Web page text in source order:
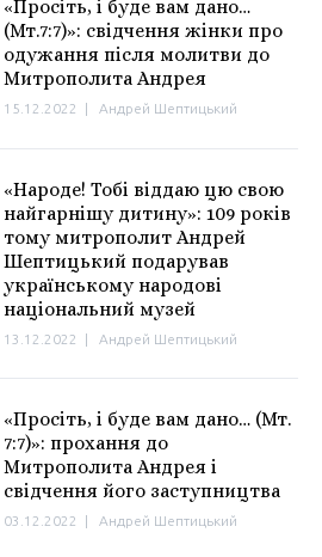
«Просіть, і буде вам дано…
(Мт.7:7)»: свідчення жінки про
одужання після молитви до
Митрополита Андрея
15.12.2022 | Андрей Шептицький
«Народе! Тобі віддаю цю свою
найгарнішу дитину»: 109 років
тому митрополит Андрей
Шептицький подарував
українському народові
національний музей
13.12.2022 | Андрей Шептицький
«Просіть, і буде вам дано… (Мт.
7:7)»: прохання до
Митрополита Андрея і
свідчення його заступництва
03.12.2022 | Андрей Шептицький